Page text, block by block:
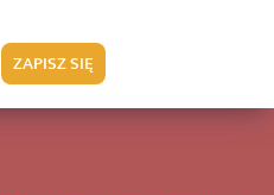
ZAPISZ SIĘ